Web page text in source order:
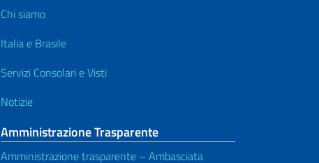
Chi siamo
Italia e Brasile
Servizi Consolari e Visti
Notizie
Amministrazione Trasparente
Amministrazione trasparente – Ambasciata